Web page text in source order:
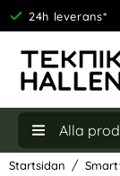
24h leverans*
Alla
Startsidan